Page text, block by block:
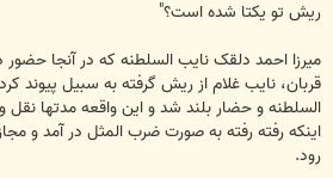
ریش تو یکتا شده است؟"
میرزا احمد دلقک نایب السلطنه که در آنجا
قربان، نایب غلام از ریش گرفته به سبیل پیوند
السلطنه و حضار بلند شد و این واقعه مدتها نقل
اینکه رفته رفته به صورت ضرب المثل در آمد و
رود.